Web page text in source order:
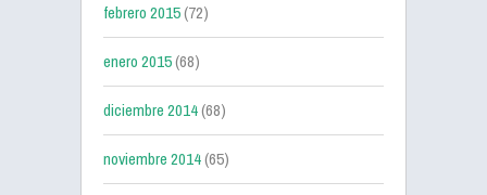
febrero 2015(72)
enero 2015(68)
diciembre 2014(68)
noviembre 2014(65)